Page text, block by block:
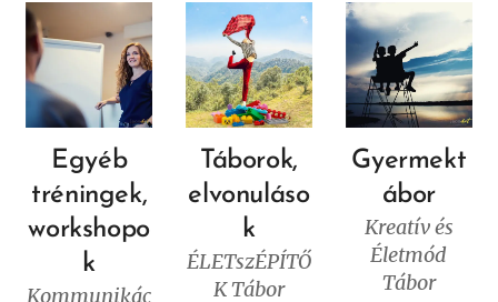
Egyéb
tréningek,
workshopo
k
Kommunikác
Táborok,
elvonuláso
k
ÉLETszÉPÍTŐ
K Tábor
Gyermekt
ábor
Kreatív és
Életmód
Tábor